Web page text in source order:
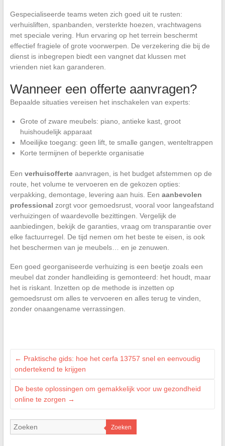
Gespecialiseerde teams weten zich goed uit te rusten:
verhuisliften, spanbanden, versterkte hoezen, vrachtwagens
met speciale vering. Hun ervaring op het terrein beschermt
effectief fragiele of grote voorwerpen. De verzekering die bij de
dienst is inbegrepen biedt een vangnet dat klussen met
vrienden niet kan garanderen.
Wanneer een offerte aanvragen?
Bepaalde situaties vereisen het inschakelen van experts:
Grote of zware meubels: piano, antieke kast, groot
huishoudelijk apparaat
Moeilijke toegang: geen lift, te smalle gangen, wenteltrappen
Korte termijnen of beperkte organisatie
Een verhuisofferteaanvragen, is het budget afstemmen op de
route, het volume te vervoeren en de gekozen opties:
verpakking, demontage, levering aan huis. Een aanbevolen
professional zorgt voor gemoedsrust, vooral voor langeafstand
verhuizingen of waardevolle bezittingen. Vergelijk de
aanbiedingen, bekijk de garanties, vraag om transparantie over
elke factuurregel. De tijd nemen om het beste te eisen, is ook
het beschermen van je meubels… en je zenuwen.
Een goed georganiseerde verhuizing is een beetje zoals een
meubel dat zonder handleiding is gemonteerd: het houdt, maar
het is riskant. Inzetten op de methode is inzetten op
gemoedsrust om alles te vervoeren en alles terug te vinden,
zonder onaangename verrassingen.
← Praktische gids: hoe het cerfa 13757 snel en eenvoudig
ondertekend te krijgen
De beste oplossingen om gemakkelijk voor uw gezondheid
online te zorgen →
Zoeken